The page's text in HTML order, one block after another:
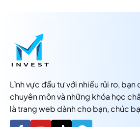
Lĩnh vực đầu tư với nhiều rủi ro, bạn
chuyên môn và những khóa học
là trang web dành cho bạn, chúc